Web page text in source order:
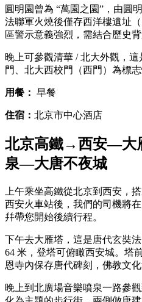
圓明園曾為 “萬園之園”，由圓
法聯軍火燒後僅存西洋樓遺址
區警示意義強烈，需結合歷史背
晚上可參觀清華 / 北大外觀，
門、北大西校門（西門）為標
用餐： 早餐
住宿： 北京市中心酒店
北京高鐵→西安—大
泉—大唐不夜城
上午乘坐高鐵從北京到西安，
西安火車站後，我們的司機將
幷帶您開始後續行程。
下午去大雁塔，這是唐代玄奘
64 米，登塔可俯瞰西安城。塔
恩寺內保存唐代碑刻，佛教文化
晚上到北廣場音樂噴泉一路參